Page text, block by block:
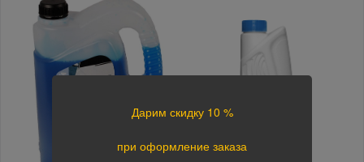
Дарим скидку 10 %
при оформление заказа